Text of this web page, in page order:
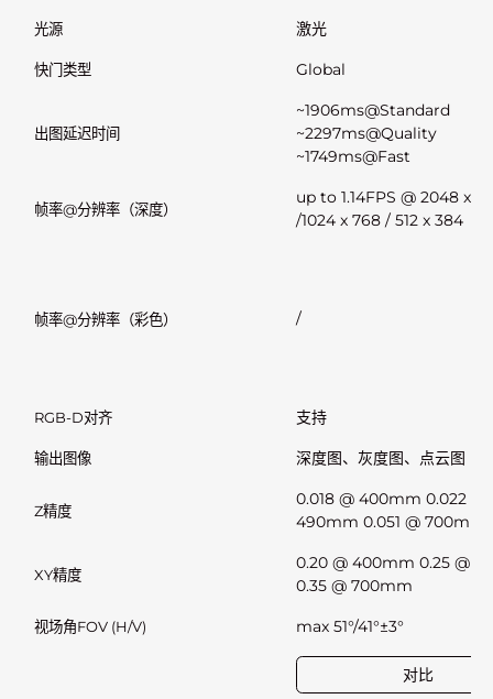
光源 激光
快门类型 Global
出图延迟时间
~1906ms@Standard
~2297ms@Quality
~1749ms@Fast
帧率@分辨率（深度）
up to 1.14FPS @ 2048 x
/1024 x 768 / 512 x 384
帧率@分辨率（彩色） /
RGB-D对齐 支持
输出图像 深度图、灰度图、点云图
Z精度
0.018 @ 400mm 0.022 @
490mm 0.051 @ 700mm
XY精度
0.20 @ 400mm 0.25 @
0.35 @ 700mm
视场角FOV (H/V) max 51°/41°±3°
对比